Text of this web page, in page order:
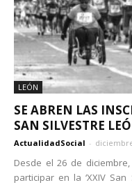
LEÓN
SE ABREN LAS
SAN SILVESTRE
ActualidadSocial -
Desde el 26 de
participar en la ‘XXIV